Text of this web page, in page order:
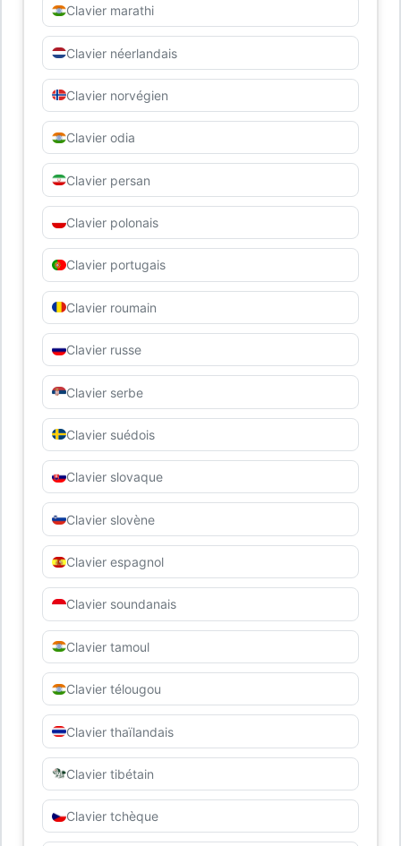
Clavier marathi
Clavier néerlandais
Clavier norvégien
Clavier odia
Clavier persan
Clavier polonais
Clavier portugais
Clavier roumain
Clavier russe
Clavier serbe
Clavier suédois
Clavier slovaque
Clavier slovène
Clavier espagnol
Clavier soundanais
Clavier tamoul
Clavier télougou
Clavier thaïlandais
Clavier tibétain
Clavier tchèque